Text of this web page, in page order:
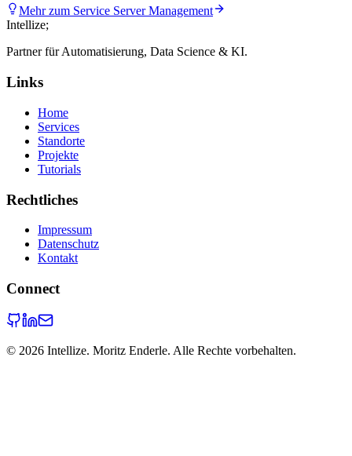
Mehr zum Service Server Management
Intellize;
Partner für Automatisierung, Data Science & KI.
Links
Home
Services
Standorte
Projekte
Tutorials
Rechtliches
Impressum
Datenschutz
Kontakt
Connect
© 2026 Intellize. Moritz Enderle. Alle Rechte vorbehalten.